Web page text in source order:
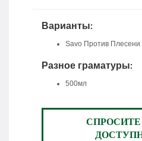
Варианты:
Savo Против Плесени
Разное граматуры:
500мл